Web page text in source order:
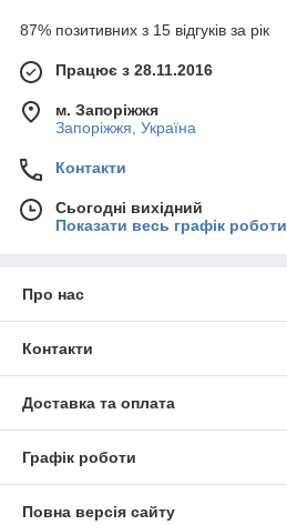
87% позитивних з 15 відгуків за рік
Працює з 28.11.2016
м. Запоріжжя
Запоріжжя, Україна
Контакти
Сьогодні вихідний
Показати весь графік роботи
Про нас
Контакти
Доставка та оплата
Графік роботи
Повна версія сайту